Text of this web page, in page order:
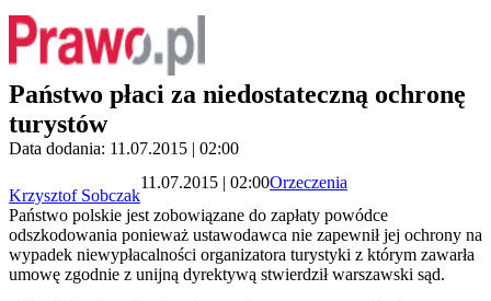
Państwo płaci za niedostateczną ochronę
turystów
Data dodania: 11.07.2015 | 02:00
Krzysztof Sobczak
11.07.2015 | 02:00Orzeczenia
Państwo polskie jest zobowiązane do zapłaty powódce
odszkodowania ponieważ ustawodawca nie zapewnił jej ochrony na
wypadek niewypłacalności organizatora turystyki z którym zawarła
umowę zgodnie z unijną dyrektywą stwierdził warszawski sąd.